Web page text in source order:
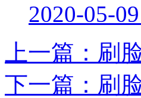
2020-05-
上一篇：刷
下一篇：刷